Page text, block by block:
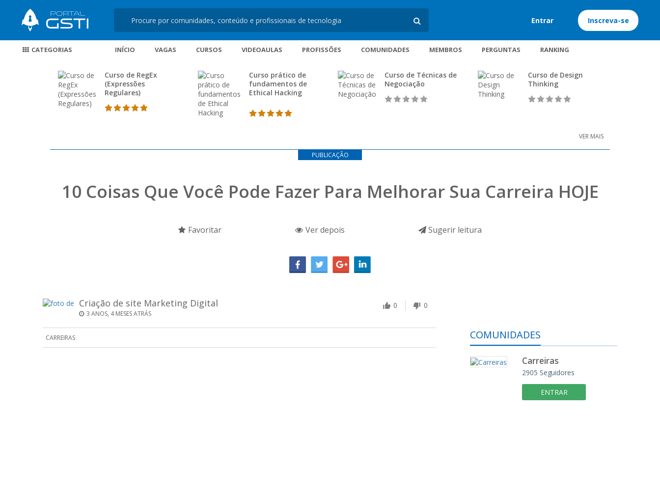
Entrar Inscreva-se
CATEGORIAS INÍCIO VAGAS CURSOS VIDEOAULAS PROFISSÕES COMUNIDADES MEMBROS PERGUNTAS RANKING
Curso de RegEx
(Expressões
Regulares)
Curso prático de
fundamentos de
Ethical Hacking
Curso de Técnicas de
Negociação
Curso de Design
Thinking
VER MAIS
PUBLICAÇÃO
10 Coisas Que Você Pode Fazer Para Melhorar Sua Carreira HOJE
Favoritar Ver depois Sugerir leitura
Criação de site Marketing Digital
3 ANOS, 4 MESES ATRÁS
0 0
CARREIRAS COMUNIDADES
Carreiras
2905 Seguidores
ENTRAR